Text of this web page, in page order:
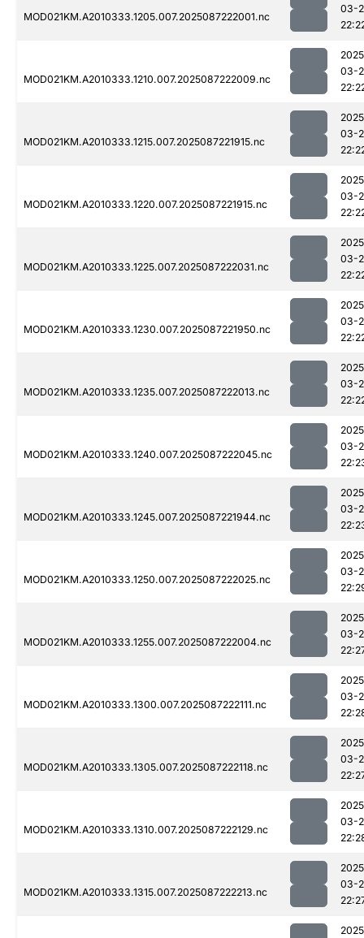
MOD021KM.A2010333.1205.007.2025087222001.nc
03-
MOD021KM.A2010333.1210.007.2025087222009.nc
03-
MOD021KM.A2010333.1215.007.2025087221915.nc
03-
MOD021KM.A2010333.1220.007.2025087221915.nc
03-
MOD021KM.A2010333.1225.007.2025087222031.nc
03-
MOD021KM.A2010333.1230.007.2025087221950.nc
03-
MOD021KM.A2010333.1235.007.2025087222013.nc
03-
MOD021KM.A2010333.1240.007.2025087222045.nc
03-
MOD021KM.A2010333.1245.007.2025087221944.nc
03-
MOD021KM.A2010333.1250.007.2025087222025.nc
03-
MOD021KM.A2010333.1255.007.2025087222004.nc
03-
MOD021KM.A2010333.1300.007.2025087222111.nc
03-
MOD021KM.A2010333.1305.007.2025087222118.nc
03-
MOD021KM.A2010333.1310.007.2025087222129.nc
03-
MOD021KM.A2010333.1315.007.2025087222213.nc
03-